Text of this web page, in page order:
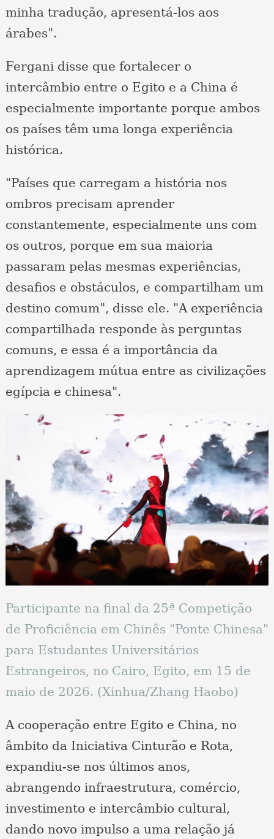
minha tradução, apresentá-los aos
árabes".
Fergani disse que fortalecer o
intercâmbio entre o Egito e a China é
especialmente importante porque ambos
os países têm uma longa experiência
histórica.
"Países que carregam a história nos
ombros precisam aprender
constantemente, especialmente uns com
os outros, porque em sua maioria
passaram pelas mesmas experiências,
desafios e obstáculos, e compartilham um
destino comum", disse ele. "A experiência
compartilhada responde às perguntas
comuns, e essa é a importância da
aprendizagem mútua entre as civilizações
egípcia e chinesa".
Participante na final da 25ª Competição
de Proficiência em Chinês "Ponte Chinesa"
para Estudantes Universitários
Estrangeiros, no Cairo, Egito, em 15 de
maio de 2026. (Xinhua/Zhang Haobo)
A cooperação entre Egito e China, no
âmbito da Iniciativa Cinturão e Rota,
expandiu-se nos últimos anos,
abrangendo infraestrutura, comércio,
investimento e intercâmbio cultural,
dando novo impulso a uma relação já